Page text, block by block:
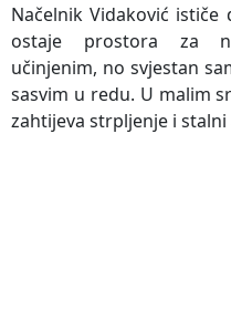
Načelnik Vidaković
ostaje prostora za
učinjenim, no svjestan
sasvim u redu. U malim
zahtijeva strpljenje i stalni